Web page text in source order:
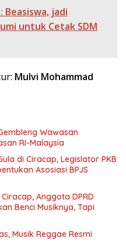
Beasiswa, jadi
untuk Cetak SDM
Mulvi Mohammad
Wawasan
RI-Malaysia
di Ciracap, Legislator PKB
Asosiasi BPJS
Anggota DPRD
Benci Musiknya, Tapi
Musik Reggae Resmi